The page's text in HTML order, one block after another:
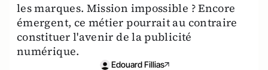
les marques. Mission impossible ? Encore
émergent, ce métier pourrait au contraire
constituer l'avenir de la publicité
numérique.
Edouard Fillias